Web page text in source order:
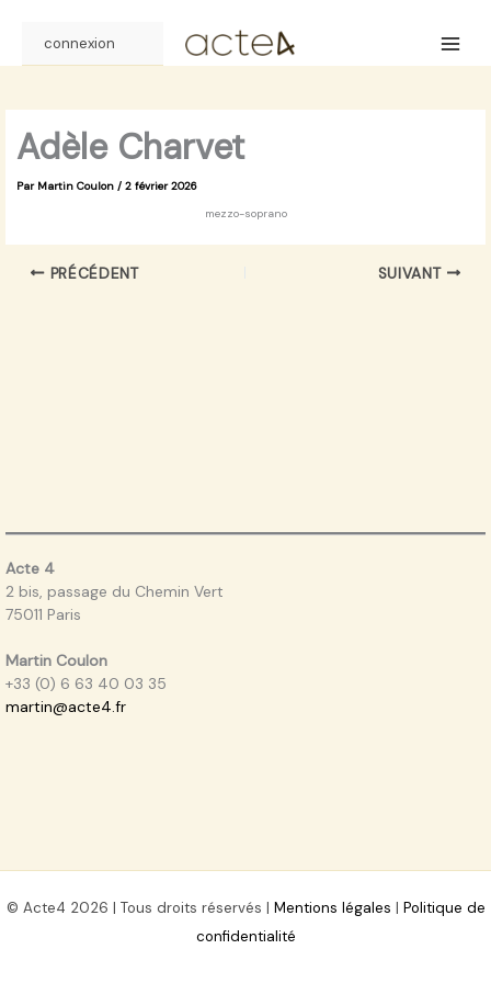
connexion
Acte 4
2 bis, passage du Chemin Vert
75011 Paris
Martin Coulon
+33 (0) 6 63 40 03 35
martin@acte4.fr
Adèle Charvet
Par Martin Coulon/2 février 2026
mezzo-soprano
PRÉCÉDENT SUIVANT
© Acte4 2026 | Tous droits réservés | Mentions légales | Politique de
confidentialité